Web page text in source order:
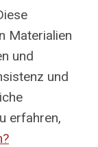
Materialien
und
und
erfahren,